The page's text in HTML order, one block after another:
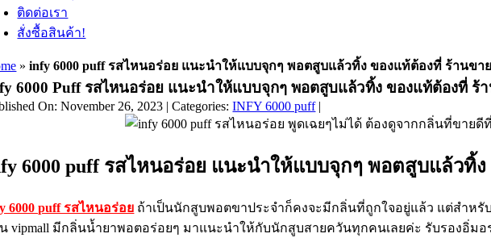
ติดต่อเรา
สั่งซื้อสินค้า!
»infy 6000 puff รสไหนอร่อย แนะนำให้แบบจุกๆ พอตสูบแล้วทิ้ง ของแท้ต้องที่ ร้านข
6000 Puff รสไหนอร่อย แนะนำให้แบบจุกๆ พอตสูบแล้วทิ้ง ของแท้ต้องที่ ร้
On: November 26, 2023 |Categories:INFY 6000 puff|
6000 puff รสไหนอร่อย แนะนำให้แบบจุกๆ พอตสูบแล้วทิ้
6000 puff รสไหนอร่อย ถ้าเป็นนักสูบพอตขาประจำก็คงจะมีกลิ่นที่ถูกใจอยู่แล้ว แต่สำห
vipmall มีกลิ่นน้ำยาพอตอร่อยๆ มาแนะนำให้กับนักสูบสายควันทุกคนเลยค่ะ รับรองอิ่ม